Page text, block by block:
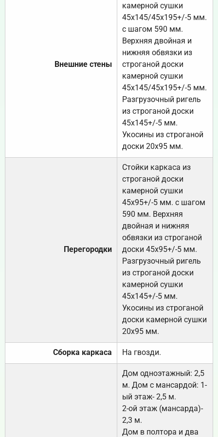
Внешние стены
камерной сушки
45х145/45х195+/-5 мм.
с шагом 590 мм.
Верхняя двойная и
нижняя обвязки из
строганой доски
камерной сушки
45х145/45х195+/-5 мм.
Разгрузочный ригель
из строганой доски
45х145+/-5 мм.
Укосины из строганой
доски 20х95 мм.
Перегородки
Стойки каркаса из
строганой доски
камерной сушки
45х95+/-5 мм. с шагом
590 мм. Верхняя
двойная и нижняя
обвязки из строганой
доски 45х95+/-5 мм.
Разгрузочный ригель
из строганой доски
камерной сушки
45х145+/-5 мм.
Укосины из строганой
доски камерной сушки
20х95 мм.
Сборка каркаса На гвозди.
Дом одноэтажный: 2,5
м. Дом с мансардой: 1-
ый этаж- 2,5 м.
2-ой этаж (мансарда)-
2,3 м.
Дом в полтора и два